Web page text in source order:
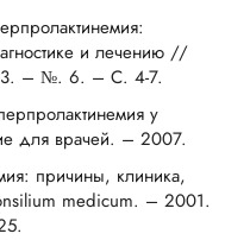
и лечению //
– №. 6. – С. 4-7.
у
для врачей. – 2007.
причины, клиника,
medicum. – 2001.